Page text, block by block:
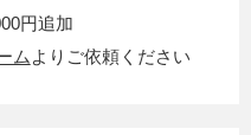
円追加
ムよりご依頼ください